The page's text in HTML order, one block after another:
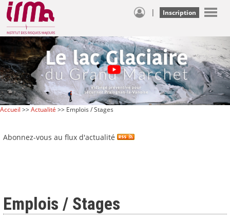
| Inscription
Accueil >>Actualité >> Emplois / Stages
Abonnez-vous au flux d'actualité
Emplois / Stages